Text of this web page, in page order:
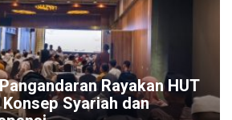
Rayakan HUT
Syariah dan